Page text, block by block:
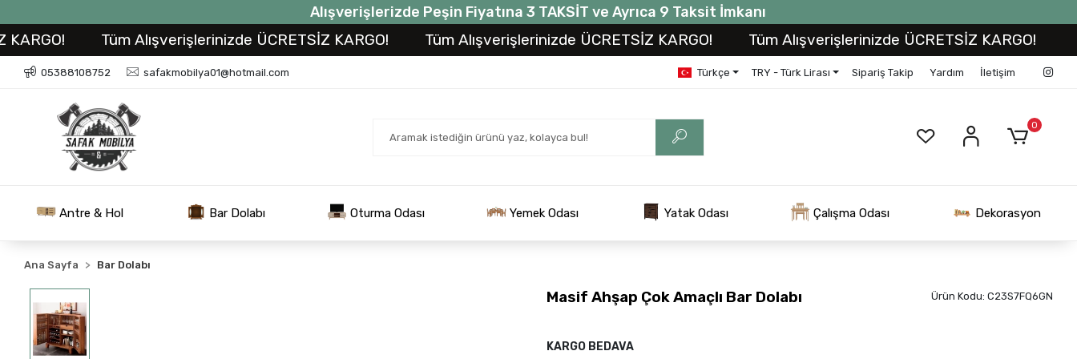
Alışverişlerizde Peşin Fiyatına 3 TAKSİT ve Ayrıca 9 Taksit İmkanı
Tüm Alışverişlerinizde ÜCRETSİZ KARGO! Tüm Alışverişlerinizde ÜCRETSİZ KARGO! Tüm Alışverişlerinizde ÜCRETSİZ KARGO!
05388108752 safakmobilya01@hotmail.com Türkçe TRY - Türk Lirası Sipariş Takip Yardım İletişim
0
Antre & Hol Bar Dolabı Oturma Odası Yemek Odası Yatak Odası Çalışma Odası Dekorasyon
Ana Sayfa Bar Dolabı
Masif Ahşap Çok Amaçlı Bar Dolabı Ürün Kodu: C23S7FQ6GN
KARGO BEDAVA